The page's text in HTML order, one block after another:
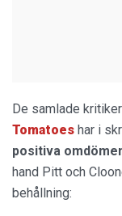
De samlade
Tomatoes har i
positiva
hand Pitt och
behållning: